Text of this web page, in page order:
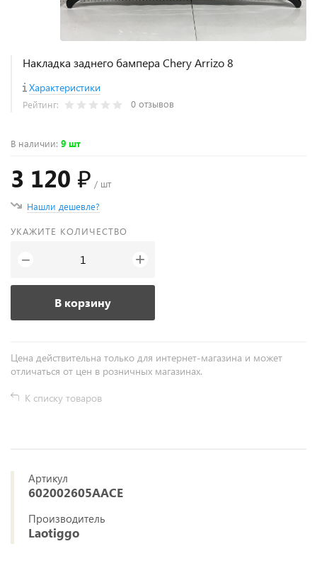
Накладка заднего бампера Chery Arrizo 8
Характеристики
Рейтинг: 0 отзывов
В наличии: 9 шт
3 120 ₽ / шт
Нашли дешевле?
УКАЖИТЕ КОЛИЧЕСТВО
− +
В корзину
Цена действительна только для интернет-магазина и может
отличаться от цен в розничных магазинах.
К списку товаров
Артикул
602002605AACE
Производитель
Laotiggo